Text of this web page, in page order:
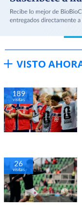
VISTO
189
visitas
26
visitas